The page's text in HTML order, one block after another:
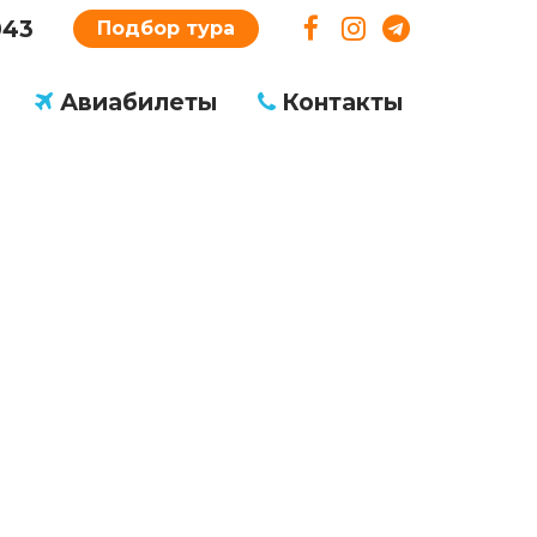
Подбор тура
Авиабилеты Контакты